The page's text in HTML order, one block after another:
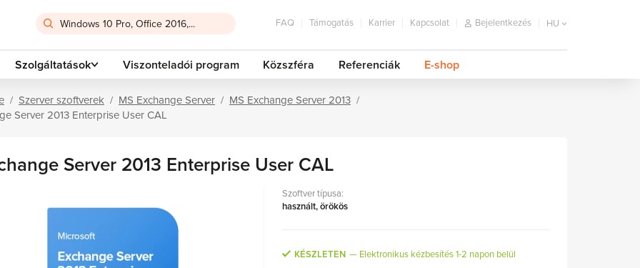
FAQ Támogatás Karrier Kapcsolat Bejelentkezés HU
Szolgáltatások Viszonteladói program Közszféra Referenciák E-shop
Szerver szoftverek MS Exchange Server
MS Exchange Server 2013
Server 2013 Enterprise User CAL
Server 2013 Enterprise User CAL
Szoftver típusa:
használt, örökös
KÉSZLETEN Elektronikus kézbesítés 1-2 napon belül